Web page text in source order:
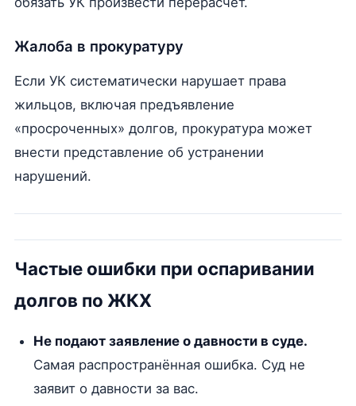
Жалоба в прокуратуру
Если УК систематически нарушает права
жильцов, включая предъявление
«просроченных» долгов, прокуратура может
внести представление об устранении
нарушений.
Частые ошибки при оспаривании
долгов по ЖКХ
Не подают заявление о давности в суде.
Самая распространённая ошибка. Суд не
заявит о давности за вас.